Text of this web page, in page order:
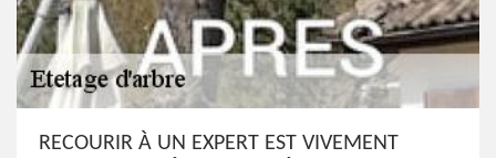
RECOURIR À UN EXPERT EST VIVEMENT